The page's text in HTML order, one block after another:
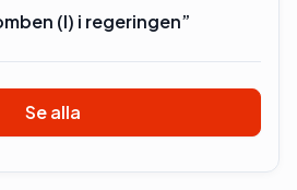
(l) i regeringen”
Se alla